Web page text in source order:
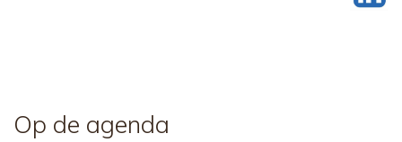
Op de agenda